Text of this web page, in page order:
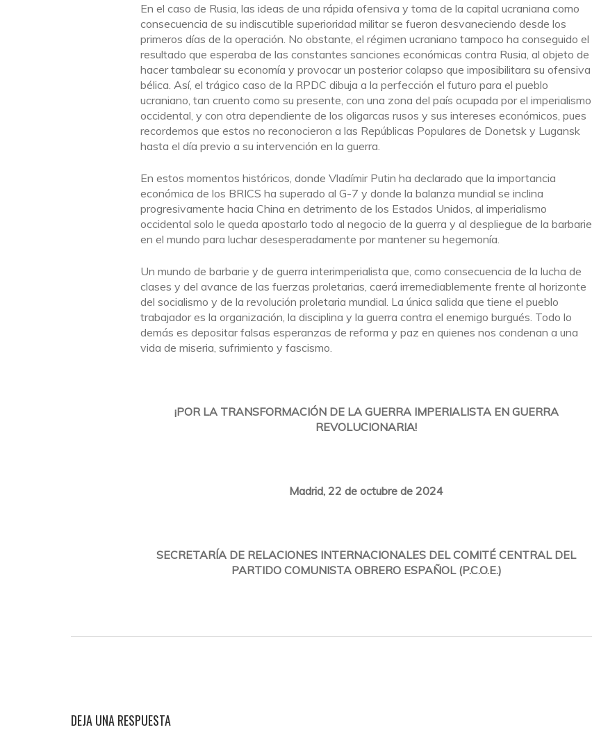
En el caso de Rusia, las ideas de una rápida ofensiva y toma de la capital ucraniana como
consecuencia de su indiscutible superioridad militar se fueron desvaneciendo desde los
primeros días de la operación. No obstante, el régimen ucraniano tampoco ha conseguido el
resultado que esperaba de las constantes sanciones económicas contra Rusia, al objeto de
hacer tambalear su economía y provocar un posterior colapso que imposibilitara su ofensiva
bélica. Así, el trágico caso de la RPDC dibuja a la perfección el futuro para el pueblo
ucraniano, tan cruento como su presente, con una zona del país ocupada por el imperialismo
occidental, y con otra dependiente de los oligarcas rusos y sus intereses económicos, pues
recordemos que estos no reconocieron a las Repúblicas Populares de Donetsk y Lugansk
hasta el día previo a su intervención en la guerra.
En estos momentos históricos, donde Vladímir Putin ha declarado que la importancia
económica de los BRICS ha superado al G-7 y donde la balanza mundial se inclina
progresivamente hacia China en detrimento de los Estados Unidos, al imperialismo
occidental solo le queda apostarlo todo al negocio de la guerra y al despliegue de la barbarie
en el mundo para luchar desesperadamente por mantener su hegemonía.
Un mundo de barbarie y de guerra interimperialista que, como consecuencia de la lucha de
clases y del avance de las fuerzas proletarias, caerá irremediablemente frente al horizonte
del socialismo y de la revolución proletaria mundial. La única salida que tiene el pueblo
trabajador es la organización, la disciplina y la guerra contra el enemigo burgués. Todo lo
demás es depositar falsas esperanzas de reforma y paz en quienes nos condenan a una
vida de miseria, sufrimiento y fascismo.
¡POR LA TRANSFORMACIÓN DE LA GUERRA IMPERIALISTA EN GUERRA
REVOLUCIONARIA!
Madrid, 22 de octubre de 2024
SECRETARÍA DE RELACIONES INTERNACIONALES DEL COMITÉ CENTRAL DEL
PARTIDO COMUNISTA OBRERO ESPAÑOL (P.C.O.E.)
DEJA UNA RESPUESTA